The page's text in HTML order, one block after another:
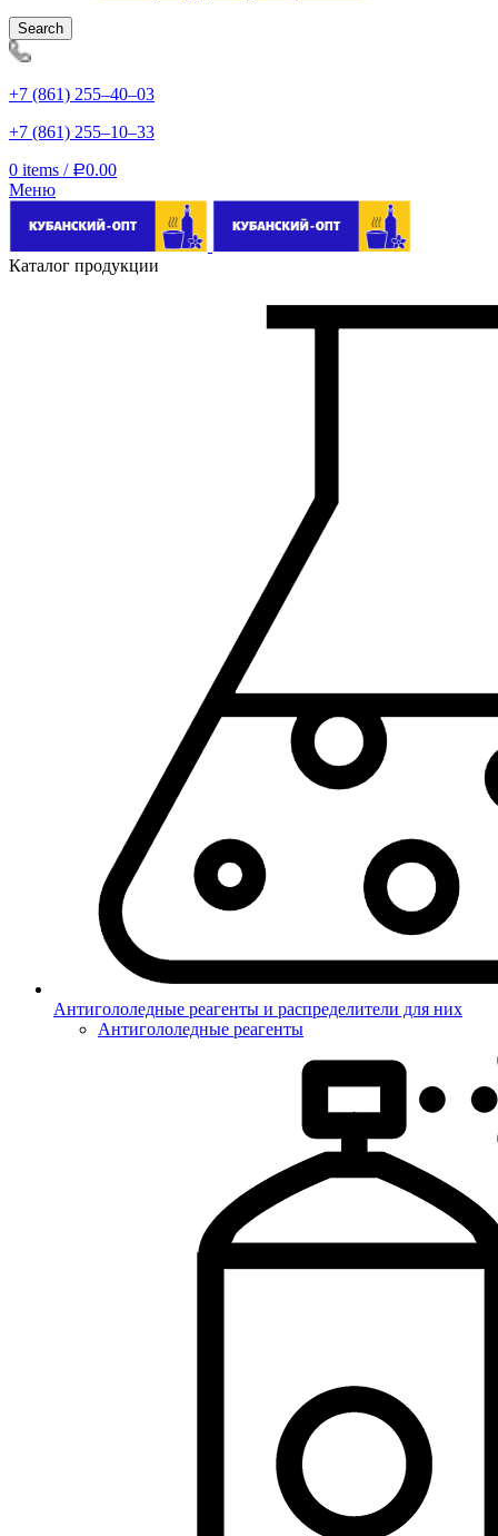
Search
+7 (861) 255‒40‒03
+7 (861) 255‒10‒33
0 items / Р0.00
Меню
Каталог продукции
Антигололедные реагенты и распределители для них
Антигололедные реагенты